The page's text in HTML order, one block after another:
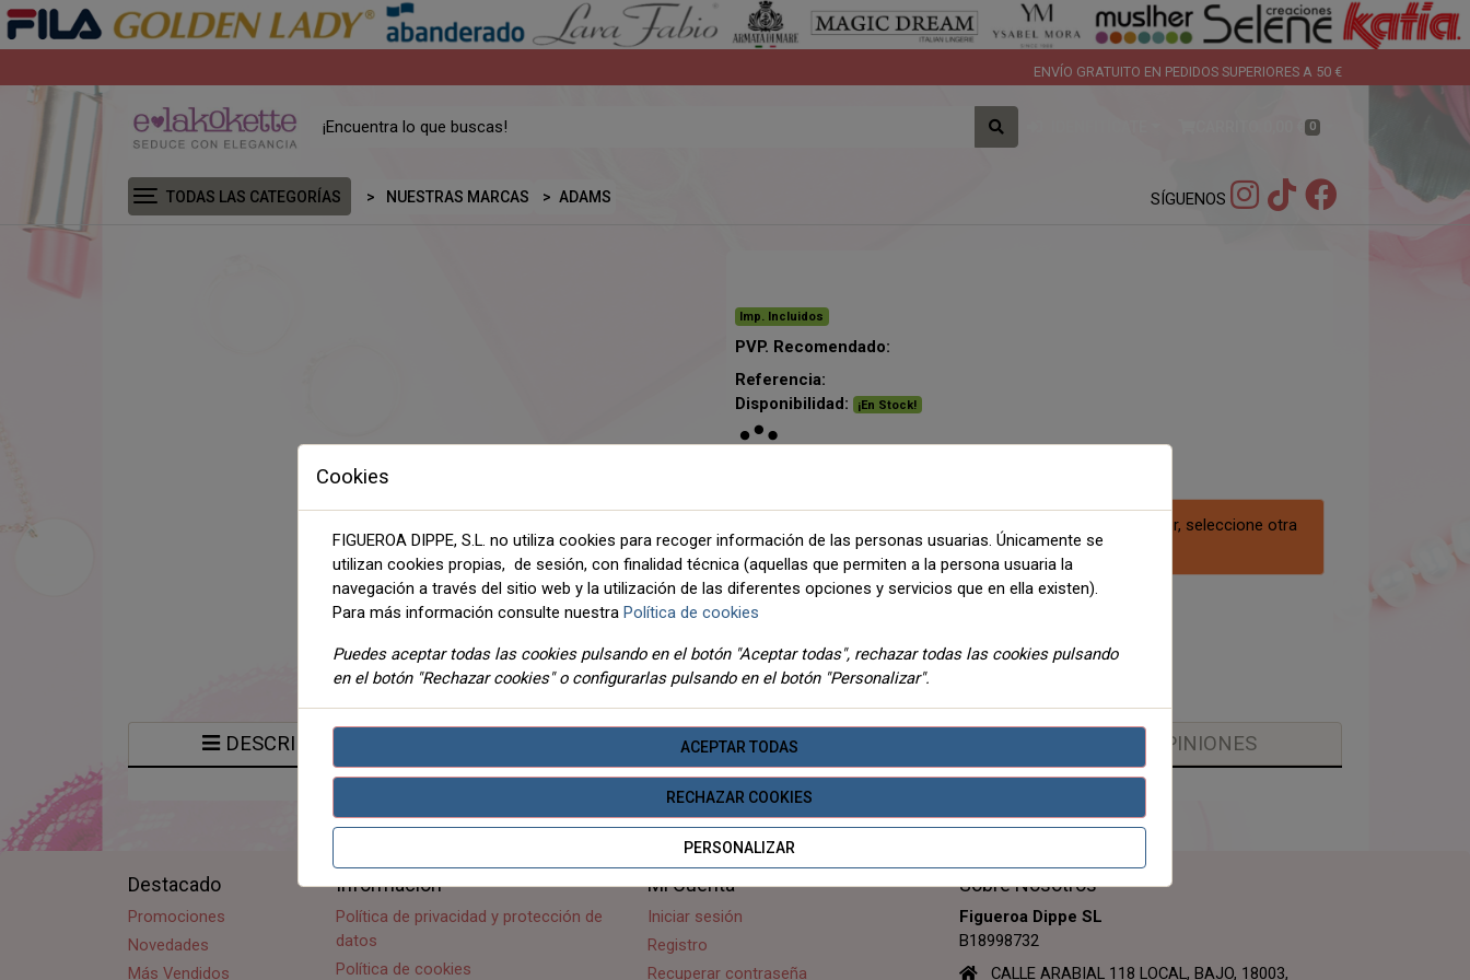
ENVÍO GRATUITO EN PEDIDOS SUPERIORES A 50 €
0
TODAS LAS CATEGORÍAS NUESTRAS MARCAS ADAMS SÍGUENOS
Imp. Incluidos
PVP. Recomendado:
Referencia:
Disponibilidad:
¡En Stock!
Esta combinación no existe para este producto. Por favor, seleccione otra
combinación.
DESCRIPCIÓN OPINIONES
Destacado
Promociones
Novedades
Más Vendidos
Información
Política de privacidad y protección de
datos
Política de cookies
Mi Cuenta
Iniciar sesión
Registro
Recuperar contraseña
Sobre Nosotros
Figueroa Dippe SL
B18998732
CALLE ARABIAL 118 LOCAL, BAJO, 18003,
Cookies
FIGUEROA DIPPE, S.L. no utiliza cookies para recoger información de las personas usuarias. Únicamente se
utilizan cookies propias, de sesión, con finalidad técnica (aquellas que permiten a la persona usuaria la
navegación a través del sitio web y la utilización de las diferentes opciones y servicios que en ella existen).
Para más información consulte nuestra Política de cookies
Puedes aceptar todas las cookies pulsando en el botón "Aceptar todas", rechazar todas las cookies pulsando
en el botón "Rechazar cookies" o configurarlas pulsando en el botón "Personalizar".
ACEPTAR TODAS
RECHAZAR COOKIES
PERSONALIZAR